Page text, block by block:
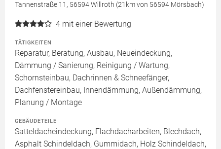
Tannenstraße 11, 56594 Willroth (21km von 56594 Mörsbach)
4 mit einer Bewertung
TÄTIGKEITEN
Reparatur, Beratung, Ausbau, Neueindeckung,
Dämmung / Sanierung, Reinigung / Wartung,
Schornsteinbau, Dachrinnen & Schneefänger,
Dachfenstereinbau, Innendämmung, Außendämmung,
Planung / Montage
GEBÄUDETEILE
Satteldacheindeckung, Flachdacharbeiten, Blechdach,
Asphalt Schindeldach, Gummidach, Holz Schindeldach,